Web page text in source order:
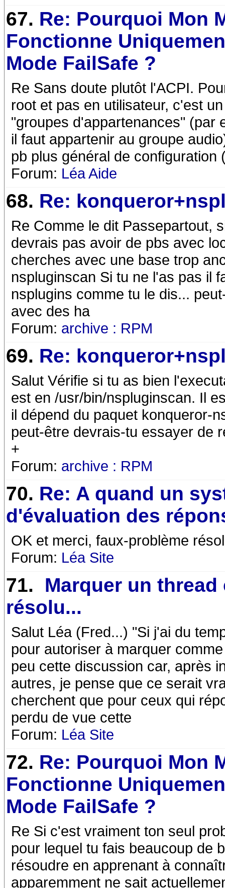
67. Re: Pourquoi Mon
Fonctionne
Mode FailSafe ?
Re Sans doute plutôt l'ACPI.
root et pas en utilisateur, c'est
"groupes d'appartenances" (par
il faut appartenir au groupe
pb plus général de configuration
Forum: Léa Aide
68. Re:
Re Comme le dit Passepartout,
devrais pas avoir de pbs avec
cherches avec une base trop
nspluginscan Si tu ne l'as pas il
nsplugins comme tu le dis...
avec des ha
Forum: archive : RPM
69. Re:
Salut Vérifie si tu as bien
est en /usr/bin/nspluginscan. Il
il dépend du paquet konqueror-
peut-être devrais-tu essayer de
+
Forum: archive : RPM
70. Re: A quand un
d'évaluation des
OK et merci, faux-problème
Forum: Léa Site
71.
Marquer un thread
résolu...
Salut Léa (Fred...) "Si j'ai du
pour autoriser à marquer
peu cette discussion car, après
autres, je pense que ce serait
cherchent que pour ceux qui
perdu de vue cette
Forum: Léa Site
72. Re: Pourquoi Mon
Fonctionne
Mode FailSafe ?
Re Si c'est vraiment ton seul
pour lequel tu fais beaucoup de
résoudre en apprenant à
apparemment ne sait